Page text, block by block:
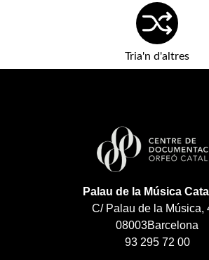
Tria'n d'altres
Palau de la Música
C/ Palau de la Música,
08003Barcelona
93 295 72 00